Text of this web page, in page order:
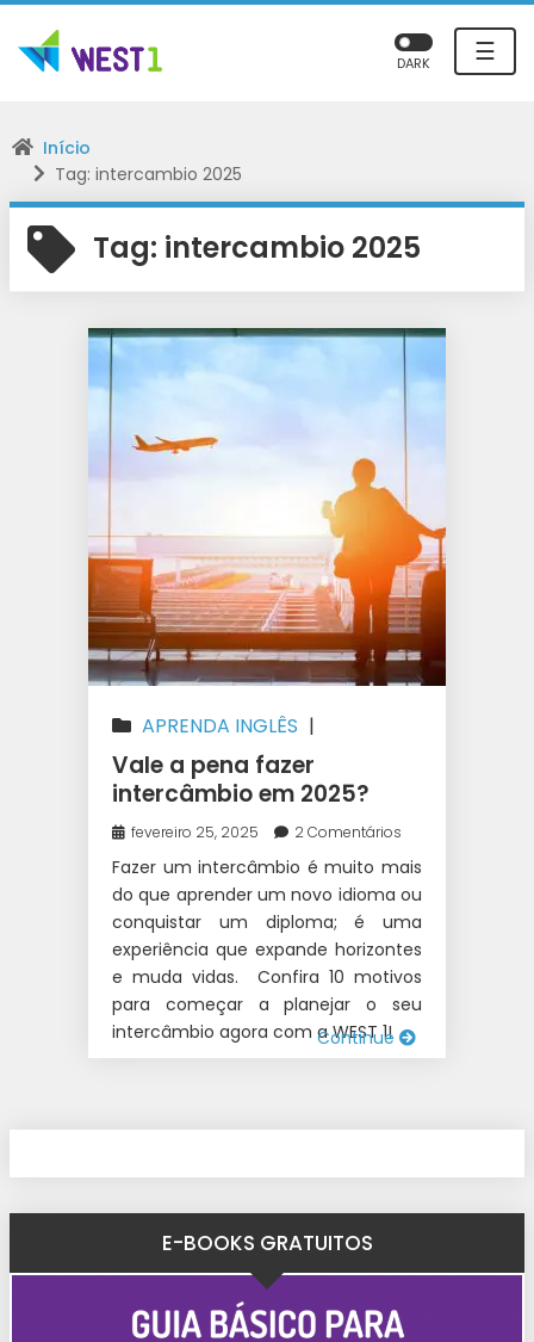
☰
DARK
Início
Tag: intercambio 2025
Tag: intercambio 2025
APRENDA INGLÊS |
AUSTRÁLIA |CANADÁ
INTERCÂMBIO |IRLANDA |NOVA
ZELÂNDIA
Vale a pena fazer
intercâmbio em 2025?
fevereiro 25, 2025 2 Comentários
Fazer um intercâmbio é muito mais
do que aprender um novo idioma ou
conquistar um diploma; é uma
experiência que expande horizontes
e muda vidas. Confira 10 motivos
para começar a planejar o seu
intercâmbio agora com a WEST 1!
Continue
E-BOOKS GRATUITOS